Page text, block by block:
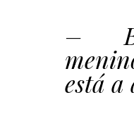
–
está a